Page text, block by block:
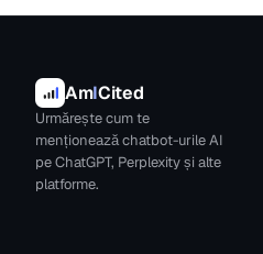
AmICited
Urmărește cum te
menționează chatbot-urile AI
pe ChatGPT, Perplexity și alte
platforme.